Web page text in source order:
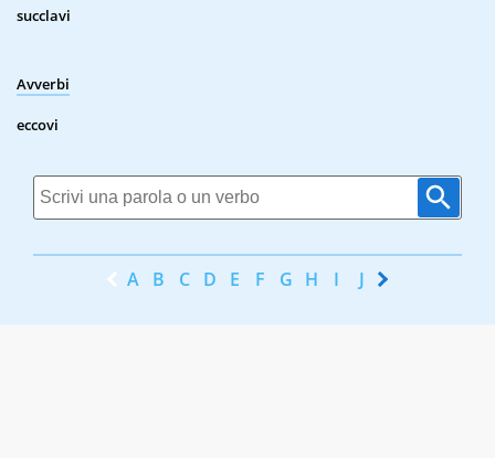
succlavi
Avverbi
eccovi
A B C D E F G H I J K